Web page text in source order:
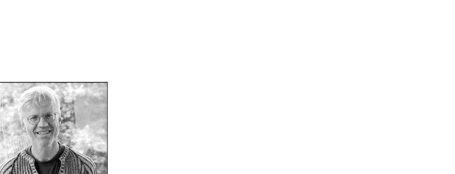
Arrangementer for ansatte
Gjennomføre konserter og arrangementer
Markedsføring, program og plakat
Låne utstyr – lyd, lys og video